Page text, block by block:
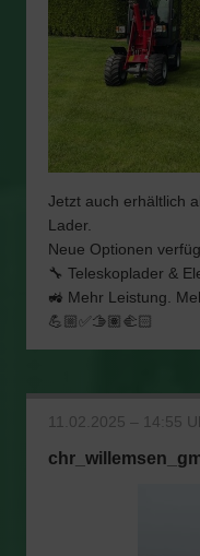
Jetzt auch erhältlich
Lader.
Neue Optionen
🔧 Teleskoplader &
🚜 Mehr Leistung.
💪🏼✅🫱🏽‍🫲🏻
11.02.2025 – 14:55